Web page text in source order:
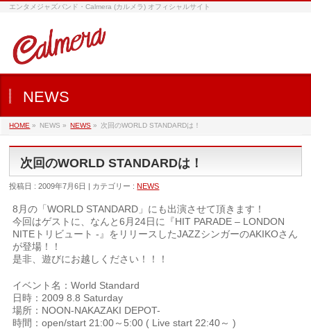
エンタメジャズバンド・Calmera (カルメラ) オフィシャルサイト
NEWS
HOME » NEWS » NEWS » 次回のWORLD STANDARDは！
次回のWORLD STANDARDは！
投稿日 : 2009年7月6日 | カテゴリー :NEWS
8月の「WORLD STANDARD」にも出演させて頂きます！
今回はゲストに、なんと6月24日に『HIT PARADE – LONDON
NITEトリビュート -』をリリースしたJAZZシンガーのAKIKOさん
が登場！！
是非、遊びにお越しください！！！
イベント名：World Standard
日時：2009 8.8 Saturday
場所：NOON-NAKAZAKI DEPOT-
時間：open/start 21:00～5:00 ( Live start 22:40～ )